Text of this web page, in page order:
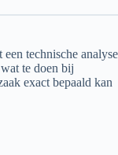
technische analyse
te doen bij
exact bepaald kan